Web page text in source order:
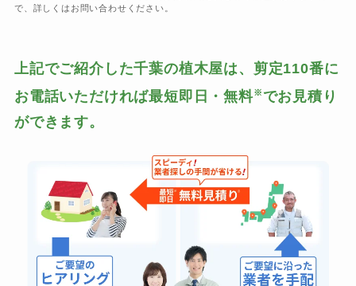
で、詳しくはお問い合わせください。
上記でご紹介した千葉の植木屋は、剪定110番に
お電話いただければ最短即日・無料※ でお見積り
ができます。